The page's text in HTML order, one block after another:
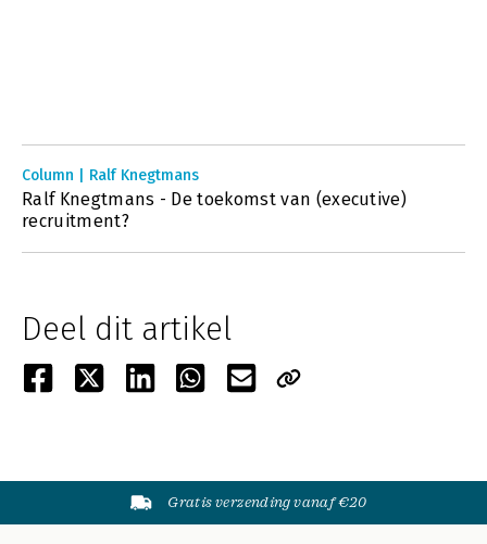
Column | Ralf Knegtmans
Ralf Knegtmans - De toekomst van (executive)
recruitment?
Deel dit artikel
Gratis verzending vanaf €20